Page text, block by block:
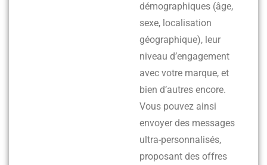
démographiques (âge,
sexe, localisation
géographique), leur
niveau d’engagement
avec votre marque, et
bien d’autres encore.
Vous pouvez ainsi
envoyer des messages
ultra-personnalisés,
proposant des offres